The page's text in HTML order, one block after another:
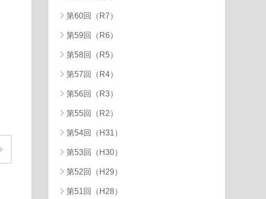
第60回（R7）
第59回（R6）
第58回（R5）
第57回（R4）
第56回（R3）
第55回（R2）
第54回（H31）
第53回（H30）
第52回（H29）
第51回（H28）